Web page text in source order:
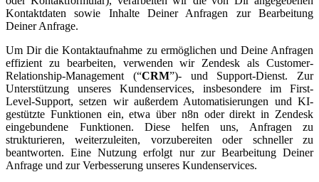
Kontaktdaten sowie Inhalte Deiner Anfragen zur Bearbeitung
Deiner Anfrage.
Um Dir die Kontaktaufnahme zu ermöglichen und Deine Anfragen
effizient zu bearbeiten, verwenden wir Zendesk als Customer-
Relationship-Management (“CRM”)- und Support-Dienst. Zur
Unterstützung unseres Kundenservices, insbesondere im First-
Level-Support, setzen wir außerdem Automatisierungen und KI-
gestützte Funktionen ein, etwa über n8n oder direkt in Zendesk
eingebundene Funktionen. Diese helfen uns, Anfragen zu
strukturieren, weiterzuleiten, vorzubereiten oder schneller zu
beantworten. Eine Nutzung erfolgt nur zur Bearbeitung Deiner
Anfrage und zur Verbesserung unseres Kundenservices.